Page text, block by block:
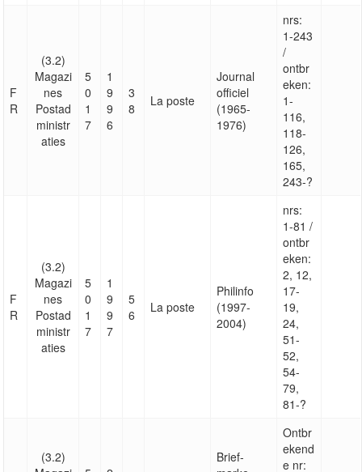
F
R
(3.2)
Magazi
nes
Postad
ministr
aties
5
0
1
7
1
9
9
6
3
8
La poste
Journal
officiel
(1965-
1976)
nrs:
1-243
/
ontbr
eken:
1-
116,
118-
126,
165,
243-?
F
R
(3.2)
Magazi
nes
Postad
ministr
aties
5
0
1
7
1
9
9
7
5
6
La poste
Philinfo
(1997-
2004)
nrs:
1-81 /
ontbr
eken:
2, 12,
17-
19,
24,
51-
52,
54-
79,
81-?
(3.2)
Brief-
Ontbr
ekend
e nr: